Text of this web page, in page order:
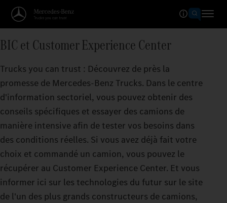
BIC et Customer Experience Center
Trucks you can trust : Découvrez de près la
promesse de Mercedes‑Benz Trucks. Dans le centre
d'information sectoriel, vous pouvez obtenir des
conseils spécifiques et essayer des camions de
manière intensive afin de tester vos besoins dans
des conditions réelles. Si vous avez déjà fait votre
choix et commandé un camion, vous pouvez le
récupérer au Customer Experience Center. Et vous
informer ici sur les technologies du futur sur le site
de l'un des plus grands constructeurs de camions,